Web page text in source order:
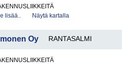
lisää..
Näytä kartalla
Oy RANTASALMI